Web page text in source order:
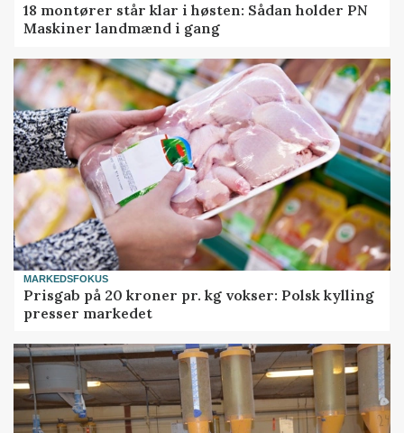
18 montører står klar i høsten: Sådan holder PN
Maskiner landmænd i gang
MARKEDSFOKUS
Prisgab på 20 kroner pr. kg vokser: Polsk kylling
presser markedet